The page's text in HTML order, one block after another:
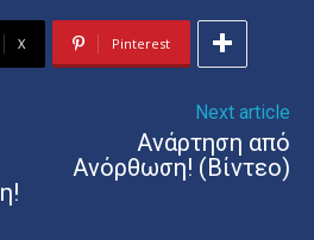
X Pinterest
Next article
Ανάρτηση από
Ανόρθωση! (Βίντεο)